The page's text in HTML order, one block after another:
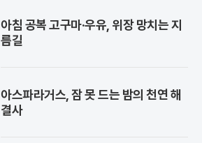
아침 공복 고구마·우유, 위장 망치는 지
름길
아스파라거스, 잠 못 드는 밤의 천연 해
결사